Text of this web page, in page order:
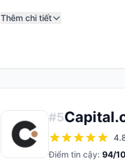
Thêm chi tiết
#5
Điểm tin cậy: 94/